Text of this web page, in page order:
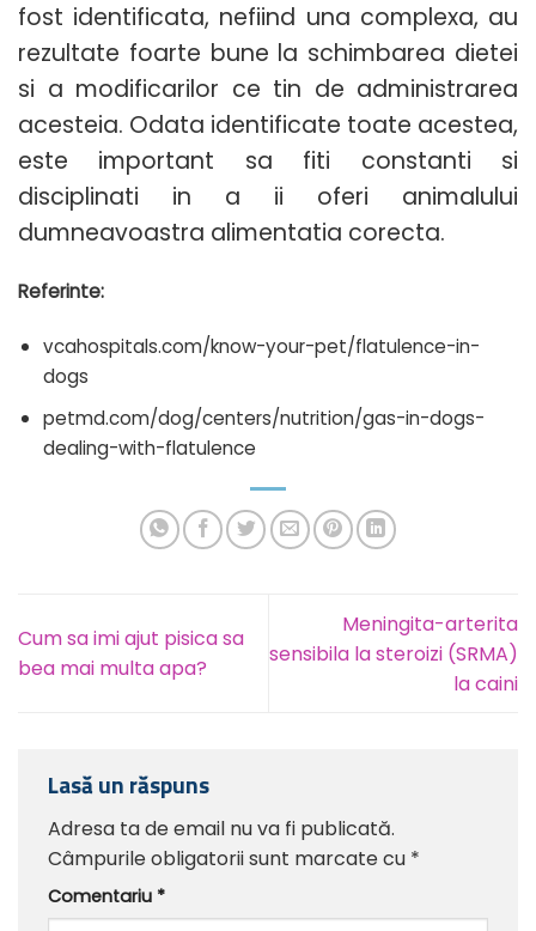
fost identificata, nefiind una complexa, au
rezultate foarte bune la schimbarea dietei
si a modificarilor ce tin de administrarea
acesteia. Odata identificate toate acestea,
este important sa fiti constanti si
disciplinati in a ii oferi animalului
dumneavoastra alimentatia corecta.
Referinte:
vcahospitals.com/know-your-pet/flatulence-in-
dogs
petmd.com/dog/centers/nutrition/gas-in-dogs-
dealing-with-flatulence
Cum sa imi ajut pisica sa
bea mai multa apa?
Meningita-arterita
sensibila la steroizi (SRMA)
la caini
Lasă un răspuns
Adresa ta de email nu va fi publicată.
Câmpurile obligatorii sunt marcate cu *
Comentariu *